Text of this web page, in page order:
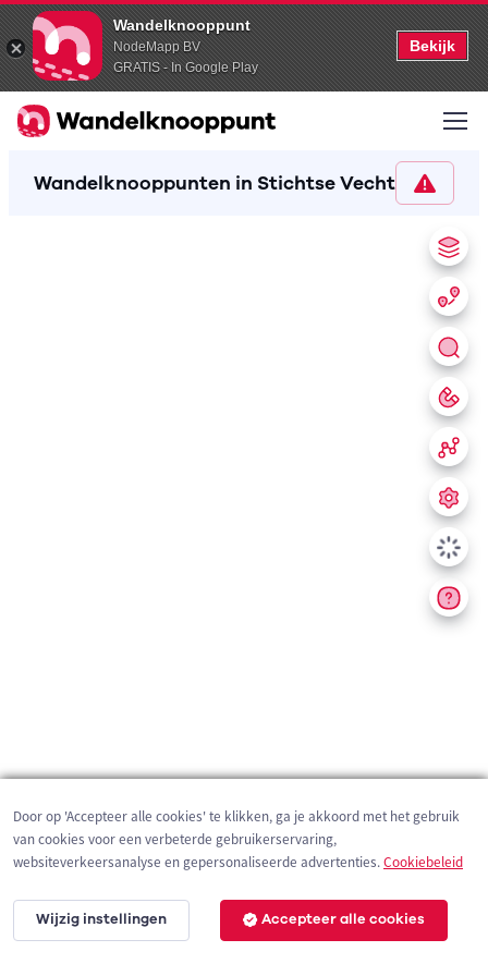
Wandelknooppunt
NodeMapp BV
GRATIS - In Google Play
Bekijk
Wandelknooppunten in Stichtse Vecht
5 km
Door op 'Accepteer alle cookies' te klikken, ga je akkoord met het gebruik
van cookies voor een verbeterde gebruikerservaring,
websiteverkeersanalyse en gepersonaliseerde advertenties.Cookiebeleid
Wijzig instellingen Accepteer alle cookies